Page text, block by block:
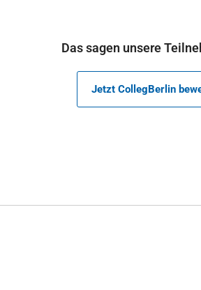
Das sagen unsere
Jetzt CollegBerlin